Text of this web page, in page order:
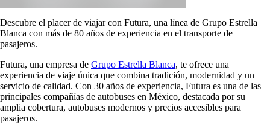
Descubre el placer de viajar con Futura, una línea de Grupo Estrella
Blanca con más de 80 años de experiencia en el transporte de
pasajeros.
Futura, una empresa de Grupo Estrella Blanca, te ofrece una
experiencia de viaje única que combina tradición, modernidad y un
servicio de calidad. Con 30 años de experiencia, Futura es una de las
principales compañías de autobuses en México, destacada por su
amplia cobertura, autobuses modernos y precios accesibles para
pasajeros.